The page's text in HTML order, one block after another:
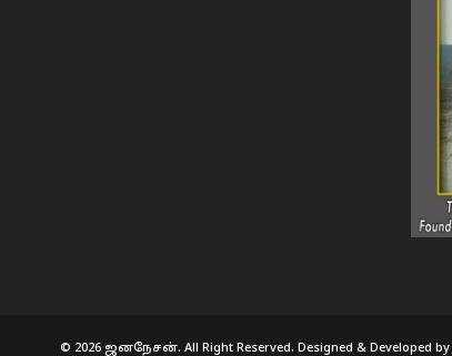
© 2026 ஜனநேசன். All Right Reserved. Designed & Developed by